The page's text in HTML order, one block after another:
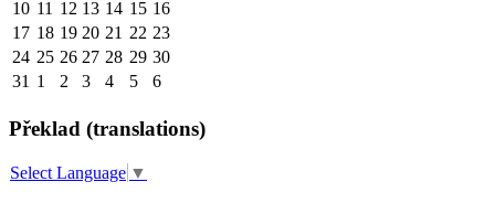
10 11 12 13 14 15 16
17 18 19 20 21 22 23
24 25 26 27 28 29 30
31 1 2 3 4 5 6
Překlad (translations)
Select Language ▼